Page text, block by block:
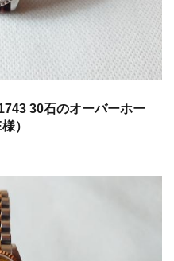
30石のオーバーホー
）